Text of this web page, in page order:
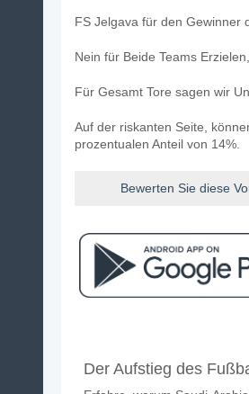
FS Jelgava für den Gewinner
Nein für Beide Teams
Für Gesamt Tore sagen wir
Auf der riskanten Seite,
prozentualen Anteil von 14%.
Bewerten Sie diese
Das Spiel zwischen Tukums
Der Aufstieg des